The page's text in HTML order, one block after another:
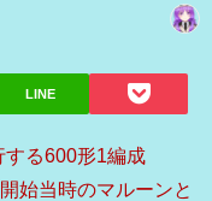
LINE
する600形1編成
始当時のマルーンと